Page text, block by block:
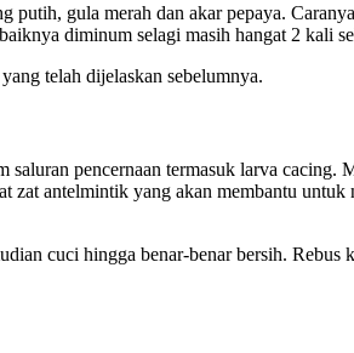
gula merah dan akar pepaya.
diminum selagi masih hangat 2 kali
telah dijelaskan sebelumnya.
pencernaan termasuk larva cacing.
antelmintik yang akan membantu
cuci hingga benar-benar bersih.